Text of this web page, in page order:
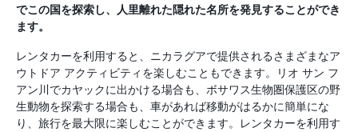
でこの国を探索し、人里離れた隠れた名所を発見することができ
ます。
レンタカーを利用すると、ニカラグアで提供されるさまざまなア
ウトドア アクティビティを楽しむこともできます。リオ サン フ
アン川でカヤックに出かける場合も、ボサワス生物圏保護区の野
生動物を探索する場合も、車があれば移動がはるかに簡単にな
り、旅行を最大限に楽しむことができます。レンタカーを利用す